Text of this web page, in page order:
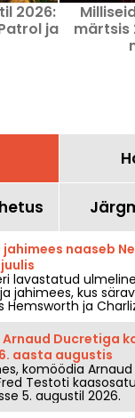
2026:
ja
märtsis
jahimees naaseb
lavastatud
jahimees, kus
Hemsworth ja
2026. aasta 21. juulil.
Arnaud Ducretiga
aasta augustis
komöödia
Testoti
5. augustil 2026.